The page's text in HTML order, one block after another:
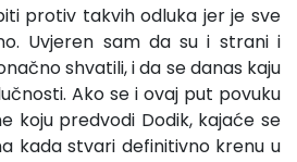
protiv takvih odluka jer je sve
Uvjeren sam da su i strani i
shvatili, i da se danas kaju
Ako se i ovaj put povuku
koju predvodi Dodik, kajaće se
kada stvari definitivno krenu u